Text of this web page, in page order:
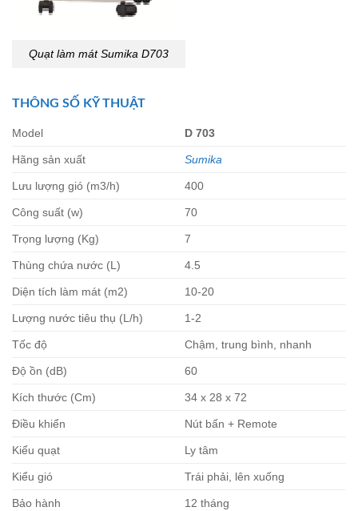
Quạt làm mát Sumika D703
THÔNG SỐ KỸ THUẬT
Model D 703
Hãng sản xuất Sumika
Lưu lượng gió (m3/h) 400
Công suất (w) 70
Trọng lượng (Kg) 7
Thùng chứa nước (L) 4.5
Diện tích làm mát (m2) 10-20
Lượng nước tiêu thụ (L/h) 1-2
Tốc độ Chậm, trung bình, nhanh
Độ ồn (dB) 60
Kích thước (Cm) 34 x 28 x 72
Điều khiển Nút bấn + Remote
Kiểu quạt Ly tâm
Kiểu gió Trái phải, lên xuống
Bảo hành 12 tháng